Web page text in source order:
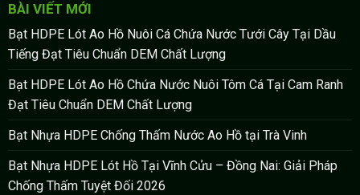
BÀI VIẾT MỚI
Bạt HDPE Lót Ao Hồ Nuôi Cá Chứa Nước Tưới Cây Tại Dầu
Tiếng Đạt Tiêu Chuẩn DEM Chất Lượng
Bạt HDPE Lót Ao Hồ Chứa Nước Nuôi Tôm Cá Tại Cam Ranh
Đạt Tiêu Chuẩn DEM Chất Lượng
Bạt Nhựa HDPE Chống Thấm Nước Ao Hồ tại Trà Vinh
Bạt Nhựa HDPE Lót Hồ Tại Vĩnh Cửu – Đồng Nai: Giải Pháp
Chống Thấm Tuyệt Đối 2026